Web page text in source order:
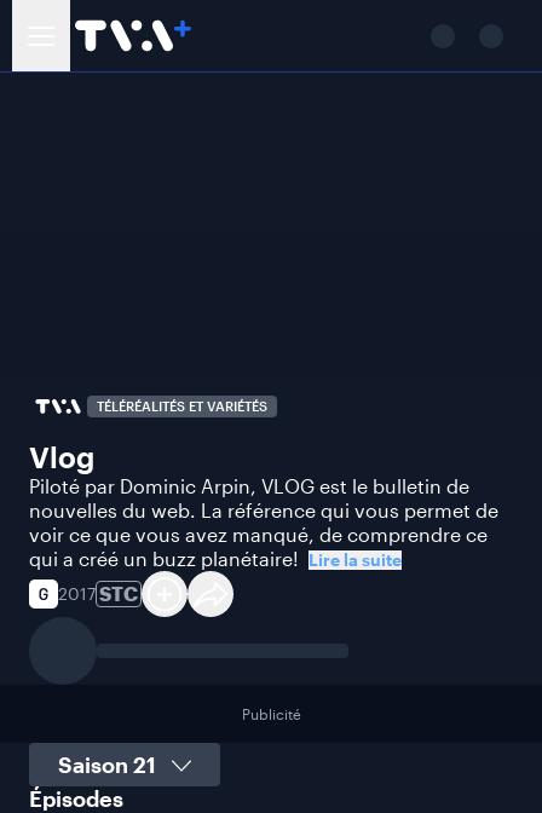
TÉLÉRÉALITÉS ET VARIÉTÉS
Vlog
Piloté par Dominic Arpin, VLOG est le bulletin de
nouvelles du web. La référence qui vous permet de
voir ce que vous avez manqué, de comprendre ce
qui a créé un buzz planétaire! Lire la suite
2017STC
Publicité
Sélectionner une saison
Épisodes